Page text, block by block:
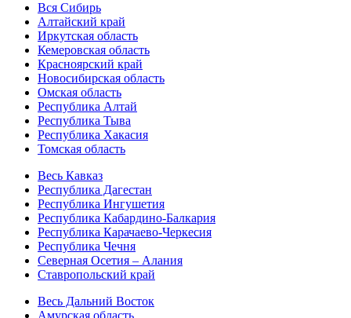
Вся Сибирь
Алтайский край
Иркутская область
Кемеровская область
Красноярский край
Новосибирская область
Омская область
Республика Алтай
Республика Тыва
Республика Хакасия
Томская область
Весь Кавказ
Республика Дагестан
Республика Ингушетия
Республика Кабардино-Балкария
Республика Карачаево-Черкесия
Республика Чечня
Северная Осетия – Алания
Ставропольский край
Весь Дальний Восток
Амурская область